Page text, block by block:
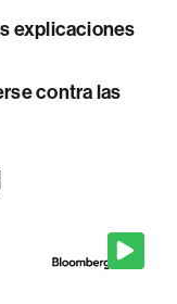
explicaciones
contra las